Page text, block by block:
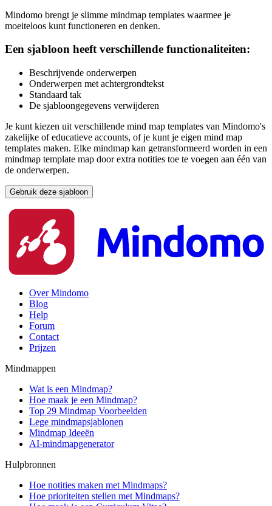
Mindomo brengt je slimme mindmap templates waarmee je
moeiteloos kunt functioneren en denken.
Een sjabloon heeft verschillende functionaliteiten:
Beschrijvende onderwerpen
Onderwerpen met achtergrondtekst
Standaard tak
De sjabloongegevens verwijderen
Je kunt kiezen uit verschillende mind map templates van Mindomo's
zakelijke of educatieve accounts, of je kunt je eigen mind map
templates maken. Elke mindmap kan getransformeerd worden in een
mindmap template map door extra notities toe te voegen aan één van
de onderwerpen.
Gebruik deze sjabloon
Over Mindomo
Blog
Help
Forum
Contact
Prijzen
Mindmappen
Wat is een Mindmap?
Hoe maak je een Mindmap?
Top 29 Mindmap Voorbeelden
Lege mindmapsjablonen
Mindmap Ideeën
AI-mindmapgenerator
Hulpbronnen
Hoe notities maken met Mindmaps?
Hoe prioriteiten stellen met Mindmaps?